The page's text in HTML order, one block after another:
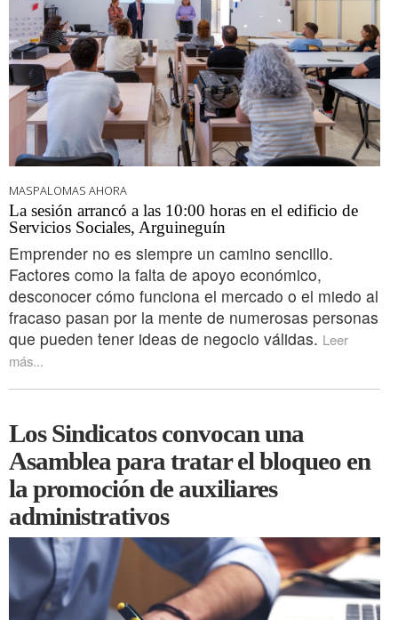
MASPALOMAS AHORA
La sesión arrancó a las 10:00 horas en el edificio de
Servicios Sociales, Arguineguín
Emprender no es siempre un camino sencillo.
Factores como la falta de apoyo económico,
desconocer cómo funciona el mercado o el miedo al
fracaso pasan por la mente de numerosas personas
que pueden tener ideas de negocio válidas. Leer
más...
Los Sindicatos convocan una
Asamblea para tratar el bloqueo en
la promoción de auxiliares
administrativos